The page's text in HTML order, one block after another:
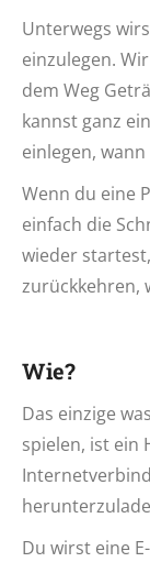
Unterwegs
einzulegen.
dem Weg
kannst ganz
einlegen,
Wenn du eine
einfach die
wieder
zurückkehren,
Wie?
Das einzige
spielen, ist ein
Du wirst eine